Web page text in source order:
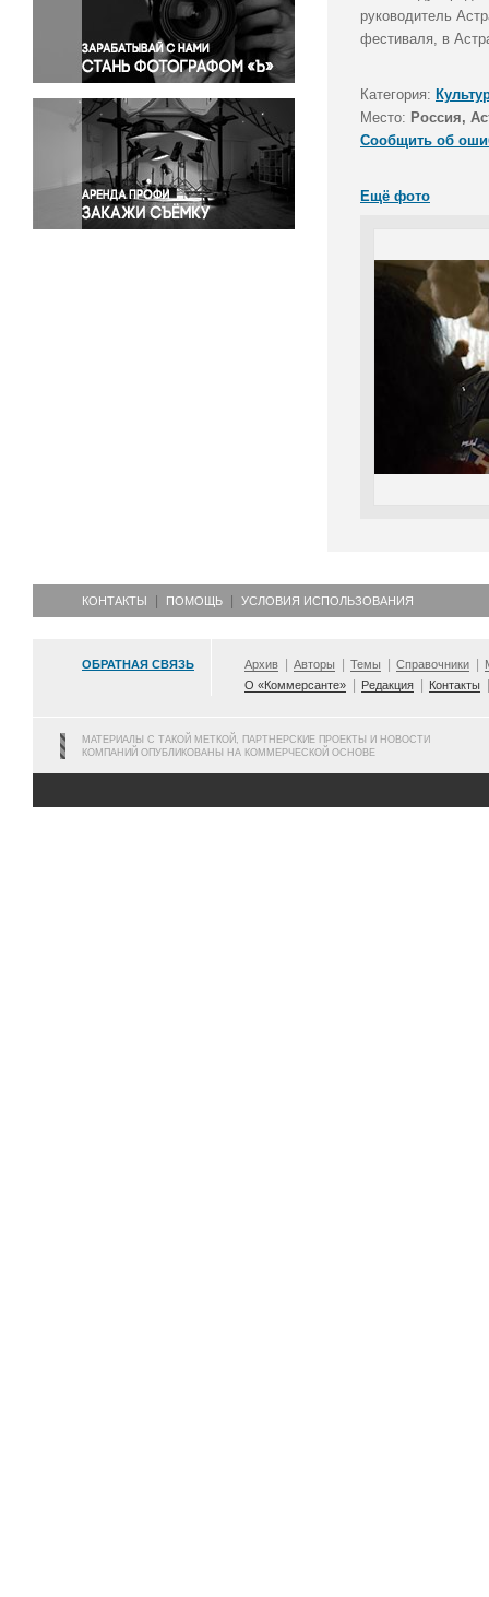
Правосудие
Происшествия и конфликты
Религия
Светская жизнь
Спорт
Экология
Экономика и бизнес
руководитель
фестиваля, в
Категория:
Место: Россия,
Сообщить об
Ещё фото
КОНТАКТЫ ПОМОЩЬ УСЛОВИЯ ИСПОЛЬЗОВАНИЯ
ОБРАТНАЯ СВЯЗЬ Архив Авторы Темы Справочники
О «Коммерсанте»
Редакция Контакты
МАТЕРИАЛЫ С ТАКОЙ МЕТКОЙ, ПАРТНЕРСКИЕ ПРОЕКТЫ И НОВОСТИ
КОМПАНИЙ ОПУБЛИКОВАНЫ НА КОММЕРЧЕСКОЙ ОСНОВЕ